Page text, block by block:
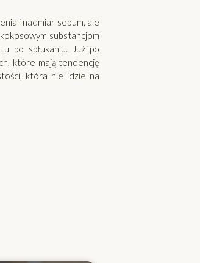
i nadmiar sebum, ale
substancjom
po spłukaniu. Już po
które mają tendencję
która nie idzie na